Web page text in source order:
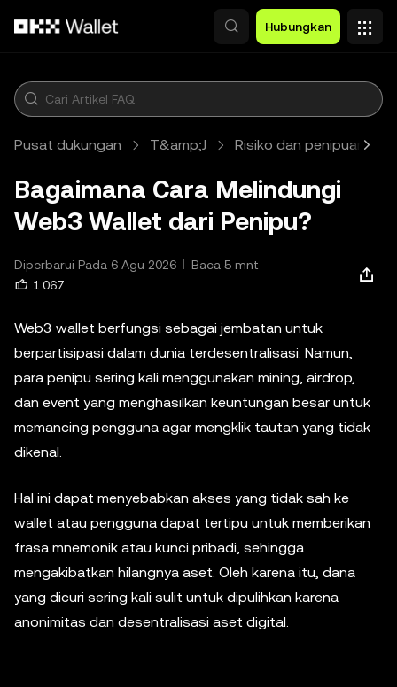
Hubungkan
Pusat dukungan T&amp;J Risiko dan penipuan
Bagaimana Cara Melindungi
Web3 Wallet dari Penipu?
Diperbarui Pada 6 Agu 2026
Baca 5 mnt
1.067
Web3 wallet berfungsi sebagai jembatan untuk
berpartisipasi dalam dunia terdesentralisasi. Namun,
para penipu sering kali menggunakan mining, airdrop,
dan event yang menghasilkan keuntungan besar untuk
memancing pengguna agar mengklik tautan yang tidak
dikenal.
Hal ini dapat menyebabkan akses yang tidak sah ke
wallet atau pengguna dapat tertipu untuk memberikan
frasa mnemonik atau kunci pribadi, sehingga
mengakibatkan hilangnya aset. Oleh karena itu, dana
yang dicuri sering kali sulit untuk dipulihkan karena
anonimitas dan desentralisasi aset digital.